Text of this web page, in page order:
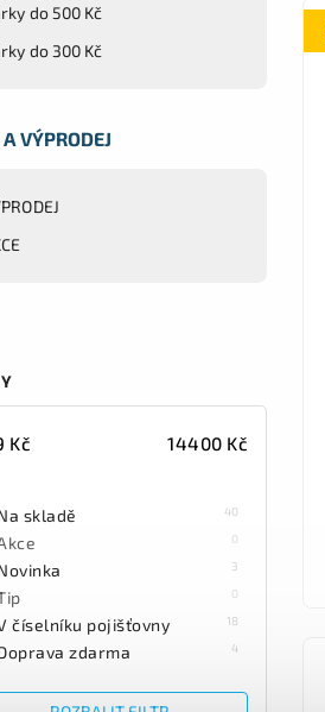
do 500 Kč
do 300 Kč
VÝPRODEJ
Kč 14400 Kč
skladě 40
0
3
0
číselníku pojišťovny 18
zdarma 4